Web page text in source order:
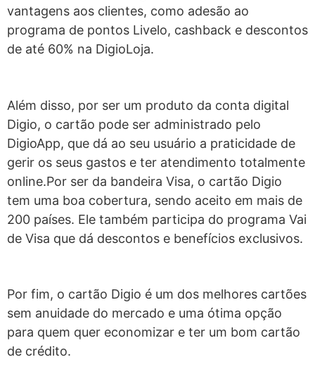
vantagens aos clientes, como adesão ao
programa de pontos Livelo, cashback e descontos
de até 60% na DigioLoja.
Além disso, por ser um produto da conta digital
Digio, o cartão pode ser administrado pelo
DigioApp, que dá ao seu usuário a praticidade de
gerir os seus gastos e ter atendimento totalmente
online.Por ser da bandeira Visa, o cartão Digio
tem uma boa cobertura, sendo aceito em mais de
200 países. Ele também participa do programa Vai
de Visa que dá descontos e benefícios exclusivos.
Por fim, o cartão Digio é um dos melhores cartões
sem anuidade do mercado e uma ótima opção
para quem quer economizar e ter um bom cartão
de crédito.